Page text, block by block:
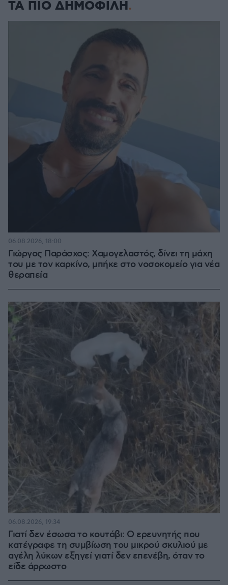
ΤΑ ΠΙΟ ΔΗΜΟΦΙΛΗ
Γιώργος Παράσχος: Χαμογελαστός, δίνει τη μάχη
του με τον καρκίνο, μπήκε στο νοσοκομείο για νέα
θεραπεία
06.08.2026, 18:00
Γιατί δεν έσωσα το κουτάβι: Ο ερευνητής που
κατέγραφε τη συμβίωση του μικρού σκυλιού με
αγέλη λύκων εξηγεί γιατί δεν επενέβη, όταν το
είδε άρρωστο
06.08.2026, 19:34